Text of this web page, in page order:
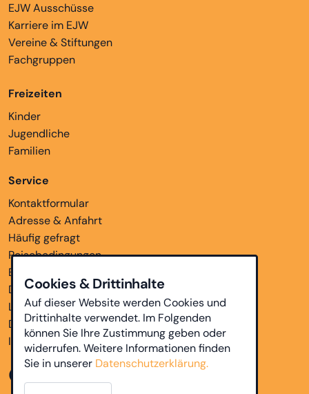
EJW Ausschüsse
Karriere im EJW
Vereine & Stiftungen
Fachgruppen
Freizeiten
Kinder
Jugendliche
Familien
Service
Kontaktformular
Adresse & Anfahrt
Häufig gefragt
Reisebedingungen
Bankverbindungen
Downloads
Links
Datenschutz
Impressum
Cookies & Drittinhalte
Auf dieser Website werden Cookies und
Drittinhalte verwendet. Im Folgenden
können Sie Ihre Zustimmung geben oder
widerrufen. Weitere Informationen finden
Sie in unserer Datenschutzerklärung.